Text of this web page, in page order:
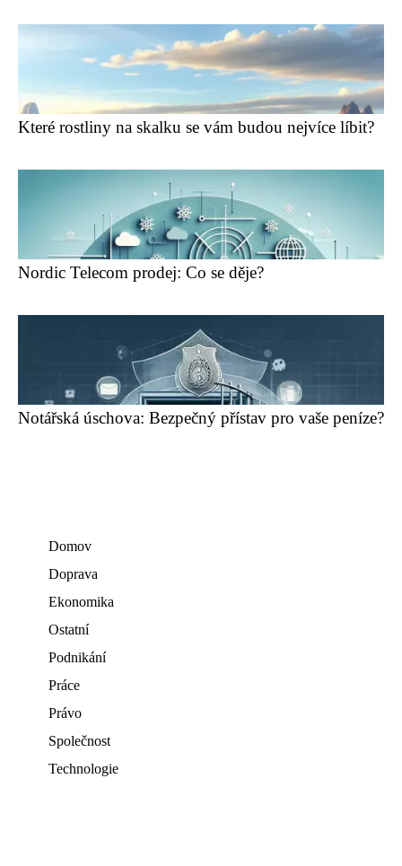
Které rostliny na skalku se vám budou nejvíce líbit?
Nordic Telecom prodej: Co se děje?
Notářská úschova: Bezpečný přístav pro vaše peníze?
Domov
Doprava
Ekonomika
Ostatní
Podnikání
Práce
Právo
Společnost
Technologie